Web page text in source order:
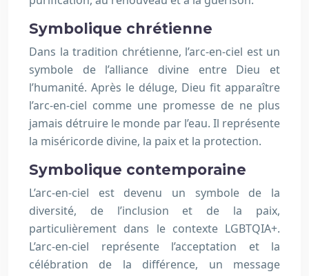
Symbolique chrétienne
Dans la tradition chrétienne, l’arc-en-ciel est un
symbole de l’alliance divine entre Dieu et
l’humanité. Après le déluge, Dieu fit apparaître
l’arc-en-ciel comme une promesse de ne plus
jamais détruire le monde par l’eau. Il représente
la miséricorde divine, la paix et la protection.
Symbolique contemporaine
L’arc-en-ciel est devenu un symbole de la
diversité, de l’inclusion et de la paix,
particulièrement dans le contexte LGBTQIA+.
L’arc-en-ciel représente l’acceptation et la
célébration de la différence, un message